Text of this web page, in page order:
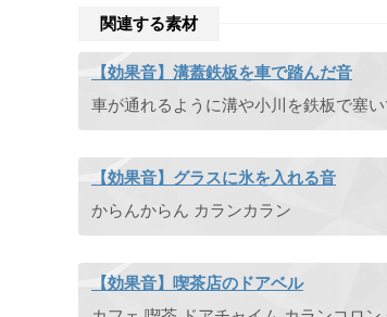
関連する素材
【効果音】溝蓋鉄板を車で踏んだ音
【効果音】グラスに氷を入れる音
からんからん カランカラン
【効果音】喫茶店のドアベル